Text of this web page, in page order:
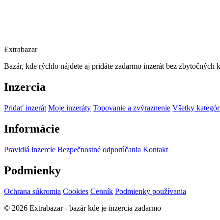
Extrabazar
Bazár, kde rýchlo nájdete aj pridáte zadarmo inzerát bez zbytočných
Inzercia
Pridať inzerát Moje inzeráty Topovanie a zvýraznenie Všetky
Informácie
Pravidlá inzercie Bezpečnostné odporúčania Kontakt
Podmienky
Ochrana súkromia Cookies Cenník Podmienky používania
© 2026 Extrabazar - bazár kde je inzercia zadarmo